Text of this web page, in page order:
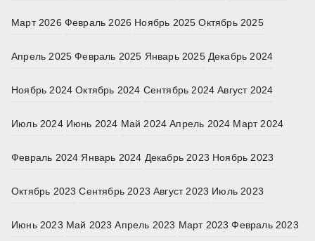
Март 2026 Февраль 2026 Ноябрь 2025 Октябрь 2025
Апрель 2025 Февраль 2025 Январь 2025 Декабрь 2024
Ноябрь 2024 Октябрь 2024 Сентябрь 2024 Август 2024
Июль 2024 Июнь 2024 Май 2024 Апрель 2024 Март 2024
Февраль 2024 Январь 2024 Декабрь 2023 Ноябрь 2023
Октябрь 2023 Сентябрь 2023 Август 2023 Июль 2023
Июнь 2023 Май 2023 Апрель 2023 Март 2023 Февраль 2023